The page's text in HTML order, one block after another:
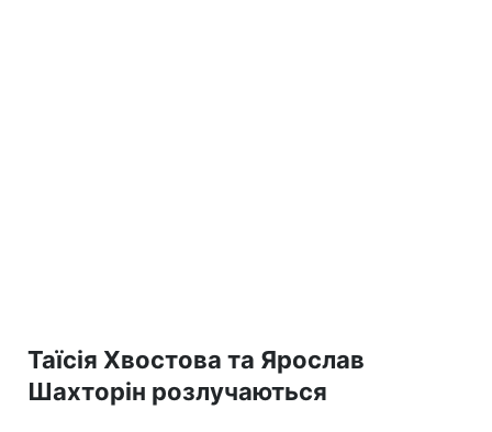
Таїсія Хвостова та Ярослав
Шахторін розлучаються